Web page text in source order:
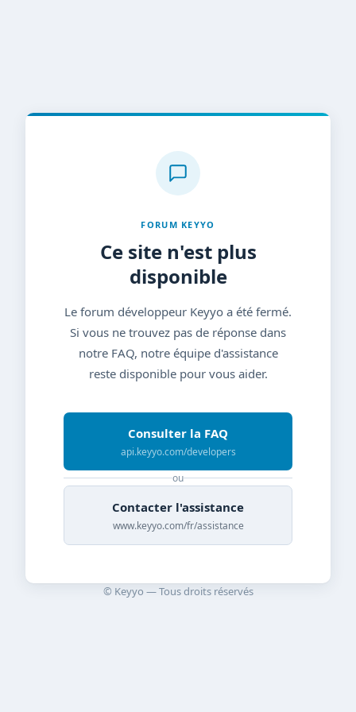
FORUM KEYYO
Ce site n'est plus
disponible
Le forum développeur Keyyo a été fermé.
Si vous ne trouvez pas de réponse dans
notre FAQ, notre équipe d'assistance
reste disponible pour vous aider.
Consulter la FAQ
api.keyyo.com/developers
ou
Contacter l'assistance
www.keyyo.com/fr/assistance
© Keyyo — Tous droits réservés